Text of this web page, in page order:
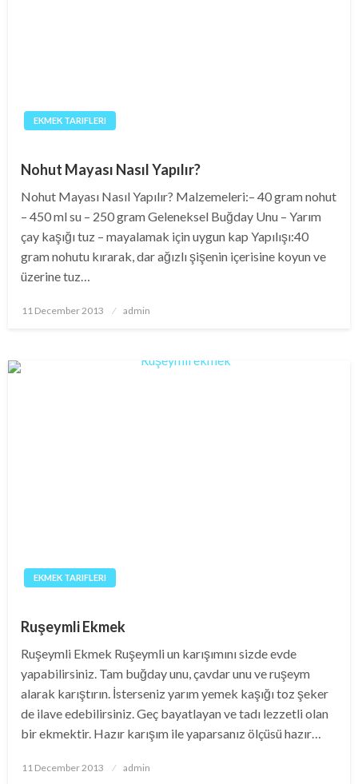
EKMEK TARIFLERI
Nohut Mayası Nasıl Yapılır?
Nohut Mayası Nasıl Yapılır? Malzemeleri:– 40 gram nohut
– 450 ml su – 250 gram Geleneksel Buğday Unu – Yarım
çay kaşığı tuz – mayalamak için uygun kap Yapılışı:40
gram nohutu kırarak, dar ağızlı şişenin içerisine koyun ve
üzerine tuz…
Posted
11 December 2013 admin
EKMEK TARIFLERI
Ruşeymli Ekmek
Ruşeymli Ekmek Ruşeymli un karışımını sizde evde
yapabilirsiniz. Tam buğday unu, çavdar unu ve ruşeym
alarak karıştırın. İsterseniz yarım yemek kaşığı toz şeker
de ilave edebilirsiniz. Geç bayatlayan ve tadı lezzetli olan
bir ekmektir. Hazır karışım ile yaparsanız ölçüsü hazır…
Posted
11 December 2013 admin